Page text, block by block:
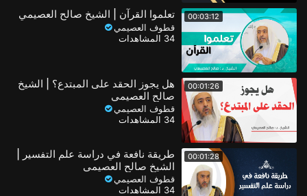
00:03:12 تعلموا القرآن | الشيخ صالح العصيمي
قطوف العصيمي
34 المشاهدات
00:01:26
هل يجوز الحقد على المبتدع؟ | الشيخ
صالح العصيمي
قطوف العصيمي
34 المشاهدات
00:01:28
طريقة نافعة في دراسة علم التفسير |
الشيخ صالح العصيمي
قطوف العصيمي
34 المشاهدات